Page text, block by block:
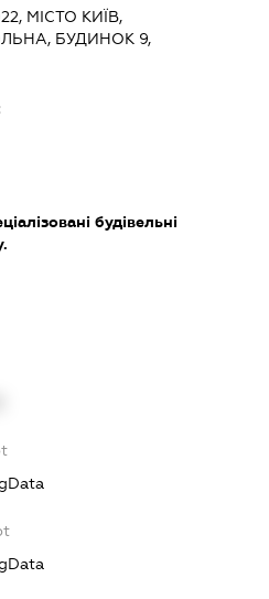
МІСТО КИЇВ,
БУДИНОК 9,
будівельні